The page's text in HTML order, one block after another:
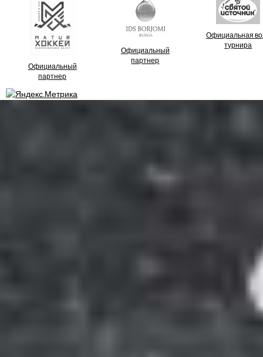
Официальный
партнер
Официальный
партнер
Официальная
турнира